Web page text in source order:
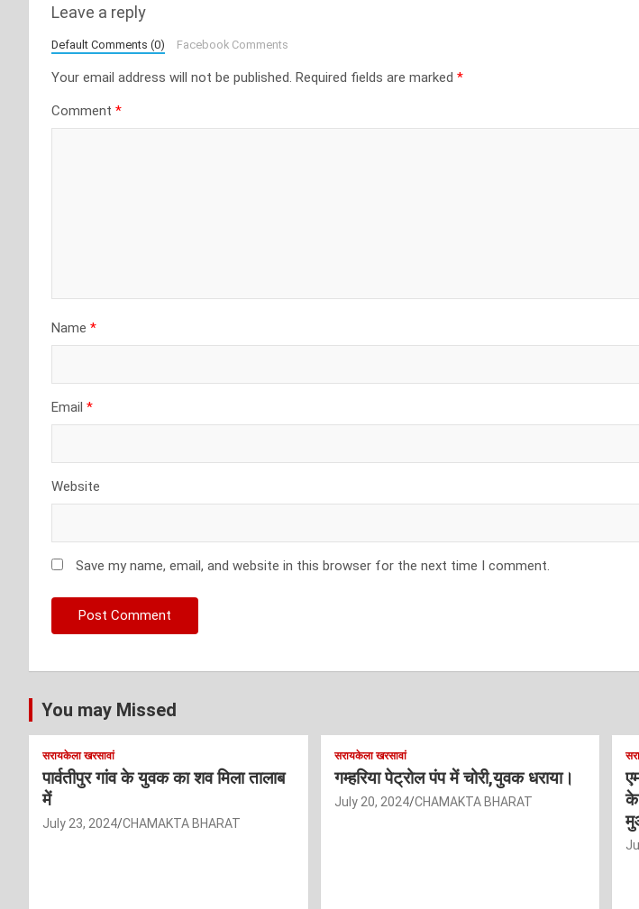
Leave a reply
Default Comments (0) Facebook Comments
Your email address will not be published. Required fields are marked *
Comment *
Name *
Email *
Website
Save my name, email, and website in this browser for the next time I comment.
You may Missed
सरायकेला खरसावां
पार्वतीपुर गांव के युवक का शव मिला तालाब
में
July 23, 2024 CHAMAKTA BHARAT
सरायकेला खरसावां
गम्हरिया पेट्रोल पंप में चोरी,युवक धराया।
July 20, 2024 CHAMAKTA BHARAT
के